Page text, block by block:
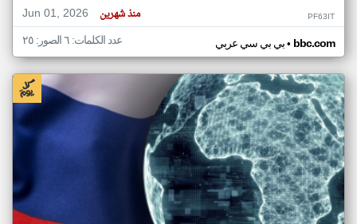
Jun 01, 2026
منذ شهرين PF63IT
بي بي سي عربي• bbc.com عدد الكلمات: ٦ الصور: ٢٥